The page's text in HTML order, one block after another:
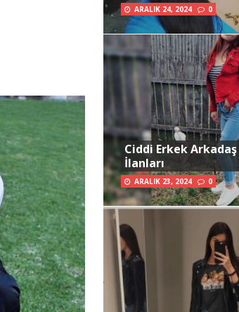
ARALIK 24, 2024 0
Ciddi Erkek
İlanları
ARALIK 23, 2024 0